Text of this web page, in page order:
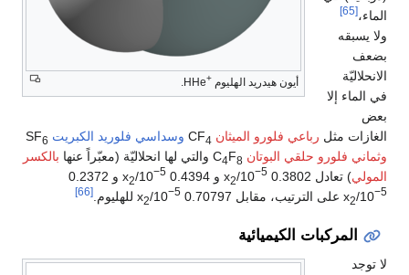
أيون هيدريد الهليوم +
HHe.
الماء،[65]
ولا يسبقه
بضعف
الانحلاليّة
في الماء إلا
بعض
الغازات مثل رباعي فلورو الميثان 4 وسداسي فلوريد الكبريت 6
وثماني فلورو حلقي البوتان 4F8 والتي لها انحلاليّة (معبّراً عنها بالكسر
المولي) تعادل 0.3802 x 2/10−5 و 0.4394 x 2/10−5
و 0.2372
x2/10−5 على الترتيب، مقابل 0.70797 x 2/10−5 للهليوم. [66]
المركبات الكيميائية
لا توجد